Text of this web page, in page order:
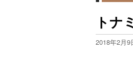
トナ
2018年2月9